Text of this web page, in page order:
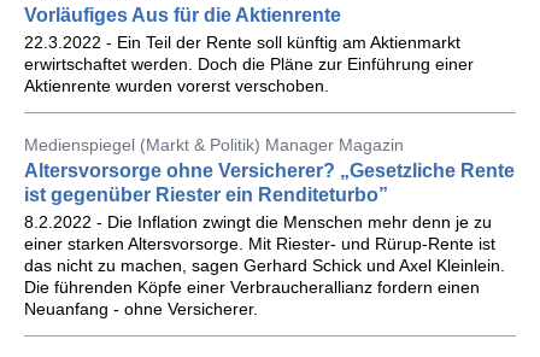
Vorläufiges Aus für die Aktienrente
22.3.2022 - Ein Teil der Rente soll künftig am Aktienmarkt
erwirtschaftet werden. Doch die Pläne zur Einführung einer
Aktienrente wurden vorerst verschoben.
Medienspiegel (Markt & Politik) Manager Magazin
Altersvorsorge ohne Versicherer? „Gesetzliche Rente
ist gegenüber Riester ein Renditeturbo”
8.2.2022 - Die Inflation zwingt die Menschen mehr denn je zu
einer starken Altersvorsorge. Mit Riester- und Rürup-Rente ist
das nicht zu machen, sagen Gerhard Schick und Axel Kleinlein.
Die führenden Köpfe einer Verbraucherallianz fordern einen
Neuanfang - ohne Versicherer.